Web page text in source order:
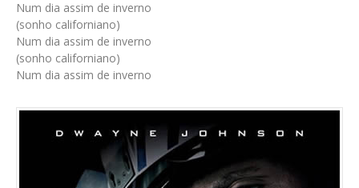
Num dia assim de inverno
(sonho californiano)
Num dia assim de inverno
(sonho californiano)
Num dia assim de inverno